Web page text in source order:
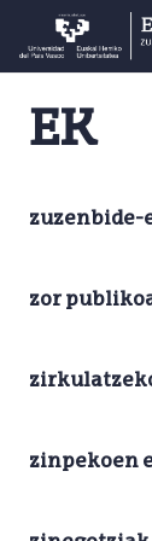
EK
zuzenbide-
zor
zinpekoen